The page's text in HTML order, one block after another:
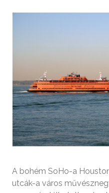
A bohém SoHo-a
utcák-a város